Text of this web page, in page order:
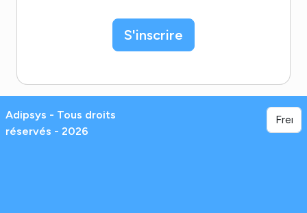
S'inscrire
Adipsys - Tous droits
réservés - 2026